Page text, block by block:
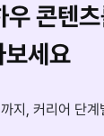
콘텐
세요
지, 커리어 단